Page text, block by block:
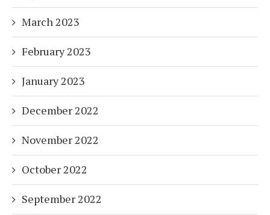
March 2023
February 2023
January 2023
December 2022
November 2022
October 2022
September 2022